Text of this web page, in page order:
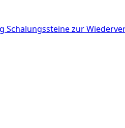
Schalungssteine zur